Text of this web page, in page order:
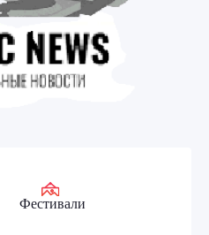
Фестивали